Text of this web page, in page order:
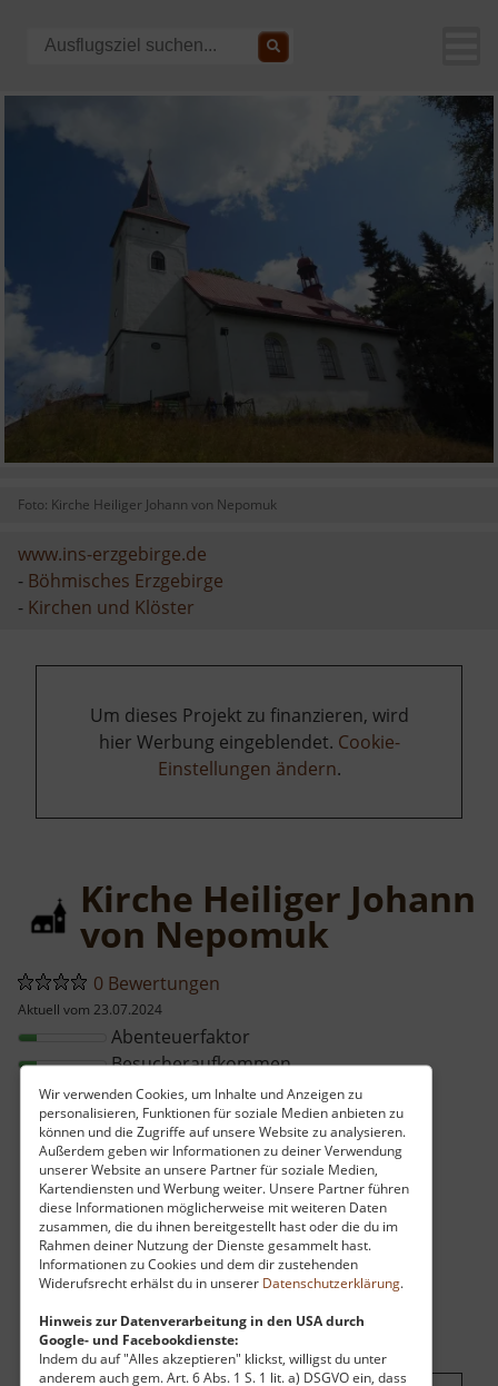
Wir verwenden Cookies, um Inhalte und Anzeigen zu
personalisieren, Funktionen für soziale Medien anbieten zu
können und die Zugriffe auf unsere Website zu analysieren.
Außerdem geben wir Informationen zu deiner Verwendung
unserer Website an unsere Partner für soziale Medien,
Kartendiensten und Werbung weiter. Unsere Partner führen
diese Informationen möglicherweise mit weiteren Daten
zusammen, die du ihnen bereitgestellt hast oder die du im
Rahmen deiner Nutzung der Dienste gesammelt hast.
Informationen zu Cookies und dem dir zustehenden
Widerufsrecht erhälst du in unserer Datenschutzerklärung.
Hinweis zur Datenverarbeitung in den USA durch
Google- und Facebookdienste:
Indem du auf "Alles akzeptieren" klickst, willigst du unter
anderem auch gem. Art. 6 Abs. 1 S. 1 lit. a) DSGVO ein, dass
Foto: Kirche Heiliger Johann von Nepomuk
www.ins-erzgebirge.de
- Böhmisches Erzgebirge
- Kirchen und Klöster
Um dieses Projekt zu finanzieren, wird
hier Werbung eingeblendet. Cookie-
Einstellungen ändern.
Kirche Heiliger Johann
von Nepomuk
0 Bewertungen
Aktuell vom 23.07.2024
Abenteuerfaktor
Besucheraufkommen